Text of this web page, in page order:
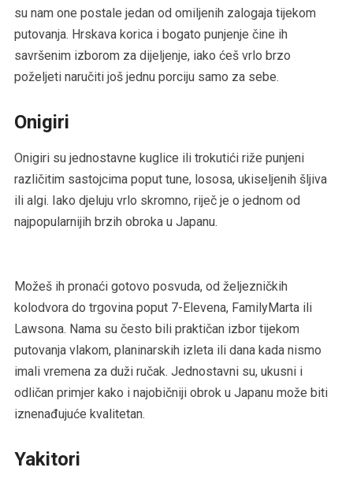
su nam one postale jedan od omiljenih zalogaja tijekom
putovanja. Hrskava korica i bogato punjenje čine ih
savršenim izborom za dijeljenje, iako ćeš vrlo brzo
poželjeti naručiti još jednu porciju samo za sebe.
Onigiri
Onigiri su jednostavne kuglice ili trokutići riže punjeni
različitim sastojcima poput tune, lososa, ukiseljenih šljiva
ili algi. Iako djeluju vrlo skromno, riječ je o jednom od
najpopularnijih brzih obroka u Japanu.
Možeš ih pronaći gotovo posvuda, od željezničkih
kolodvora do trgovina poput 7-Elevena, FamilyMarta ili
Lawsona. Nama su često bili praktičan izbor tijekom
putovanja vlakom, planinarskih izleta ili dana kada nismo
imali vremena za duži ručak. Jednostavni su, ukusni i
odličan primjer kako i najobičniji obrok u Japanu može biti
iznenađujuće kvalitetan.
Yakitori